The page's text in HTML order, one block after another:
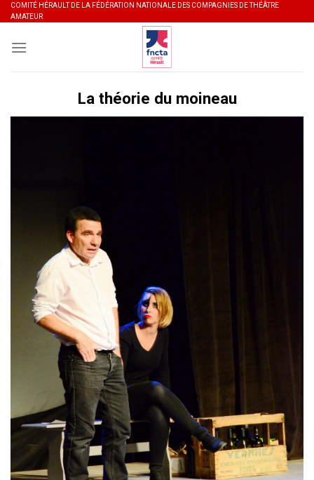
Skip
to
content
COMITÉ HÉRAULT DE LA FÉDÉRATION NATIONALE DES COMPAGNIES DE THÉÂTRE
AMATEUR
La théorie du moineau